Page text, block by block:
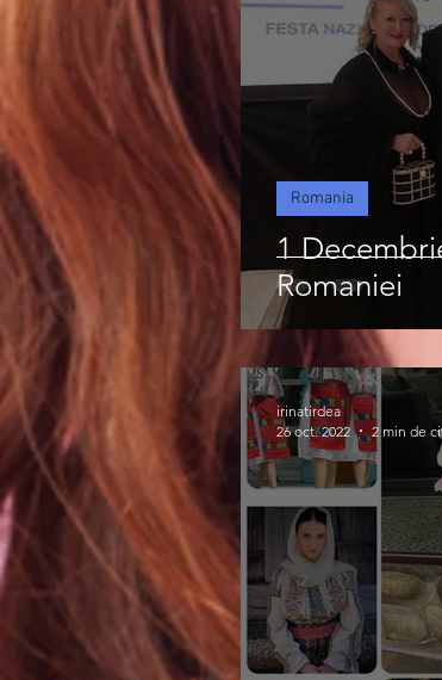
1
Romaniei
Romania
irinatirdea
26 oct. 2022
2 min de